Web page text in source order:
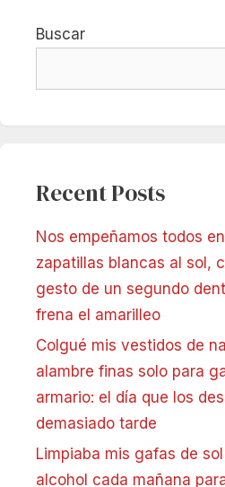
Buscar
Recent Posts
Nos empeñamos todos
zapatillas blancas al sol,
gesto de un segundo
frena el amarilleo
Colgué mis vestidos de
alambre finas solo para
armario: el día que los
demasiado tarde
Limpiaba mis gafas de
alcohol cada mañana